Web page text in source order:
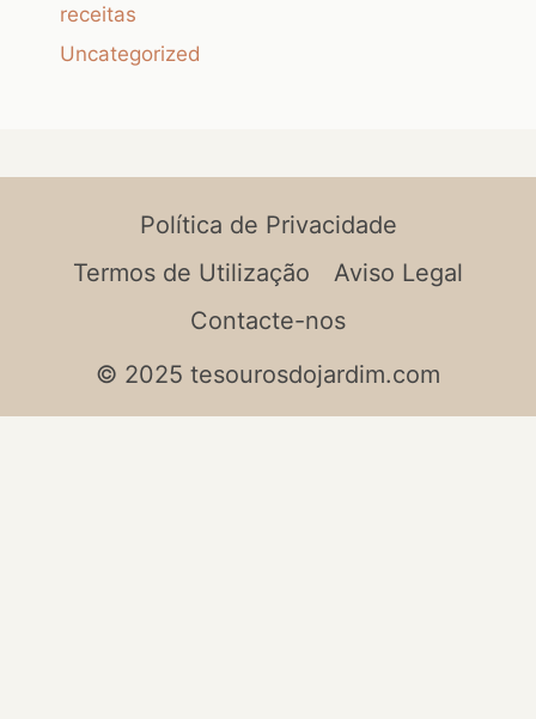
receitas
Uncategorized
Política de Privacidade
Termos de Utilização
Aviso Legal
Contacte-nos
© 2025 tesourosdojardim.com